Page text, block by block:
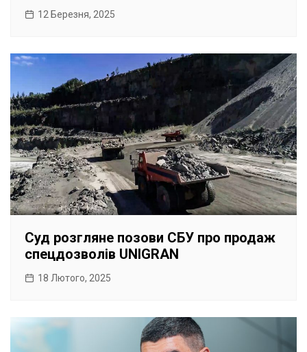
12 Березня, 2025
Суд розгляне позови СБУ про продаж
спецдозволів UNIGRAN
18 Лютого, 2025